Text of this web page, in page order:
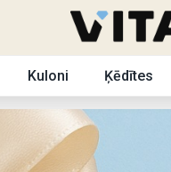
Kuloni Ķēdītes